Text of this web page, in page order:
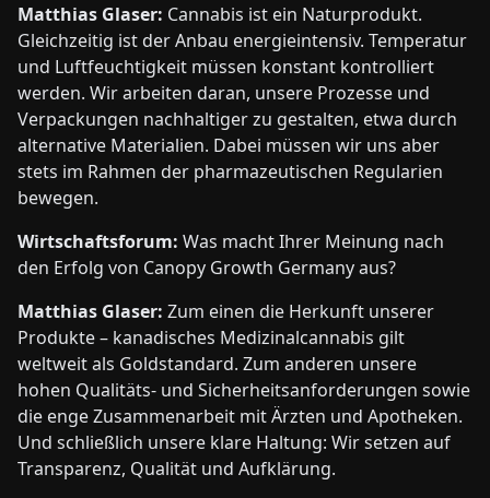
Matthias Glaser: Cannabis ist ein Naturprodukt.
Gleichzeitig ist der Anbau energieintensiv. Temperatur
und Luftfeuchtigkeit müssen konstant kontrolliert
werden. Wir arbeiten daran, unsere Prozesse und
Verpackungen nachhaltiger zu gestalten, etwa durch
alternative Materialien. Dabei müssen wir uns aber
stets im Rahmen der pharmazeutischen Regularien
bewegen.
Wirtschaftsforum: Was macht Ihrer Meinung nach
den Erfolg von Canopy Growth Germany aus?
Matthias Glaser: Zum einen die Herkunft unserer
Produkte – kanadisches Medizinalcannabis gilt
weltweit als Goldstandard. Zum anderen unsere
hohen Qualitäts- und Sicherheitsanforderungen sowie
die enge Zusammenarbeit mit Ärzten und Apotheken.
Und schließlich unsere klare Haltung: Wir setzen auf
Transparenz, Qualität und Aufklärung.